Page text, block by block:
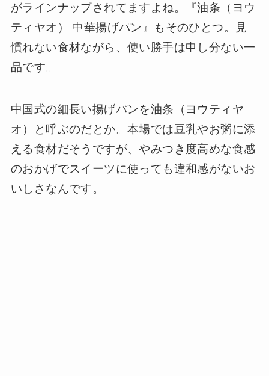
がラインナップされてますよね。『油条（ヨウ
ティヤオ） 中華揚げパン』もそのひとつ。見
慣れない食材ながら、使い勝手は申し分ない一
品です。
中国式の細長い揚げパンを油条（ヨウティヤ
オ）と呼ぶのだとか。本場では豆乳やお粥に添
える食材だそうですが、やみつき度高めな食感
のおかげでスイーツに使っても違和感がないお
いしさなんです。